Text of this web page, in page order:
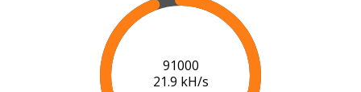
93000
21.3 kH/s